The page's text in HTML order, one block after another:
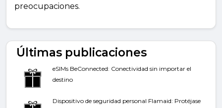
preocupaciones.
Últimas publicaciones
eSIMs BeConnected: Conectividad sin importar el
destino
Dispositivo de seguridad personal Flamaid: Protéjase